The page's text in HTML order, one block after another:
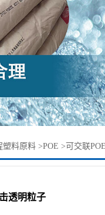
塑料原料 >POE >可交联
透明粒子